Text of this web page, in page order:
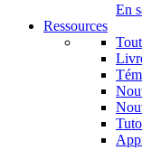
En
Ressources